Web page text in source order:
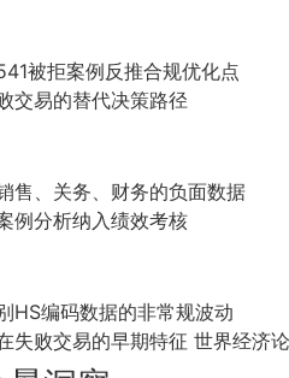
被拒案例反推合规优化点
交易的替代决策路径
售、关务、财务的负面数据
例分析纳入绩效考核
HS编码数据的非常规波动
失败交易的早期特征 世界经济